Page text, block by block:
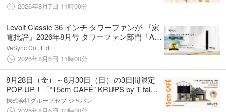
2026年8月7日 11時00分
Levoit Classic 36 インチ タワーファンが 『家
電批評』2026年8月号 タワーファン部門「A評
価」を獲得
VeSync Co., Ltd
2026年8月6日 11時00分
8月28日（金）～8月30日（日）の3日間限定
POP-UP！「“15cm CAFÉ” KRUPS by T-fal」
を原宿で開催
株式会社グループセブ ジャパン